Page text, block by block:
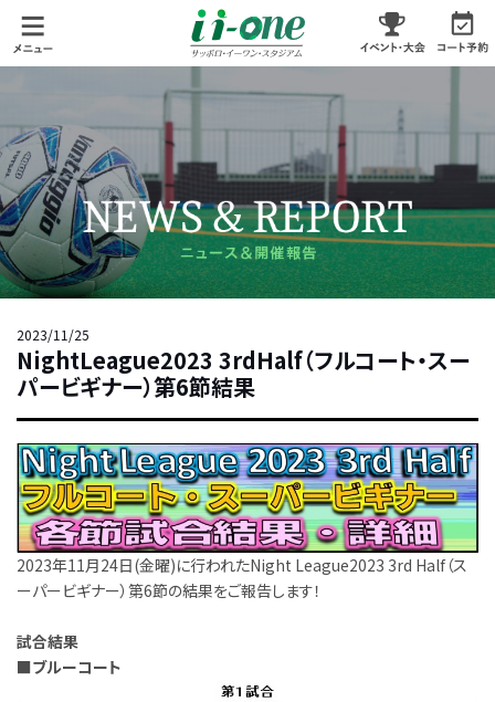
2023/11/25
NightLeague2023 3rdHalf（フルコート・スー
パービギナー）第6節結果
2023年11月24日(金曜)に行われたNight League2023 3rd Half（ス
ーパービギナー）第6節の結果をご報告します！
試合結果
■ブルーコート